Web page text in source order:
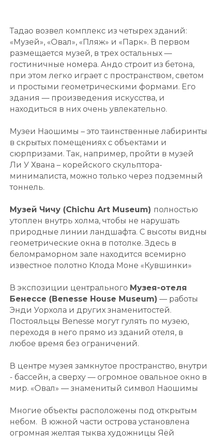
Тадао возвел комплекс из четырех зданий:
«Музей», «Овал», «Пляж» и «Парк». В первом
размещается музей, в трех остальных —
гостиничные номера. Андо строит из бетона,
при этом легко играет с пространством, светом
и простыми геометрическими формами. Его
здания — произведения искусства, и
находиться в них очень увлекательно.
Музеи Наошимы – это таинственные лабиринты
в скрытых помещениях с объектами и
сюрпризами. Так, например, пройти в музей
Ли У Хвана – корейского скульптора-
минималиста, можно только через подземный
тоннель.
Музей Чичу (Chichu Art Museum) полностью
утоплен внутрь холма, чтобы не нарушать
природные линии ландшафта. С высоты видны
геометрические окна в потолке. Здесь в
беломраморном зале находится всемирно
известное полотно Клода Моне «Кувшинки»
В экспозиции центрального Музея-отеля
Бенессе (Benesse House Museum) — работы
Энди Уорхола и других знаменитостей.
Постояльцы Benesse могут гулять по музею,
переходя в него прямо из зданий отеля, в
любое время без ограничений.
В центре музея замкнутое пространство, внутри
- бассейн, а сверху — огромное овальное окно в
мир. «Овал» — знаменитый символ Наошимы
Многие объекты расположены под открытым
небом. В южной части острова установлена
огромная желтая тыква художницы Яёй